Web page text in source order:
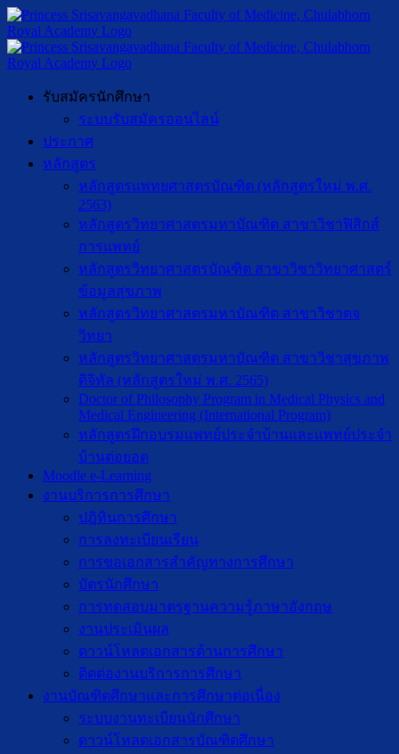
รับสมัครนักศึกษา
ระบบรับสมัครออนไลน์
ประกาศ
หลักสูตร
หลักสูตรแพทยศาสตรบัณฑิต (หลักสูตรใหม่ พ.ศ.
2563)
หลักสูตรวิทยาศาสตรมหาบัณฑิต สาขาวิชาฟิสิกส์
การแพทย์
หลักสูตรวิทยาศาสตรบัณฑิต สาขาวิชาวิทยาศาสตร์
ข้อมูลสุขภาพ
หลักสูตรวิทยาศาสตรมหาบัณฑิต สาขาวิชาตจ
วิทยา
หลักสูตรวิทยาศาสตรมหาบัณฑิต สาขาวิชาสุขภาพ
ดิจิทัล (หลักสูตรใหม่ พ.ศ. 2565)
Doctor of Philosophy Program in Medical Physics and
Medical Engineering (International Program)
หลักสูตรฝึกอบรมแพทย์ประจำบ้านและแพทย์ประจำ
บ้านต่อยอด
Moodle e-Learning
งานบริการการศึกษา
ปฎิทินการศึกษา
การลงทะเบียนเรียน
การขอเอกสารสำคัญทางการศึกษา
บัตรนักศึกษา
การทดสอบมาตรฐานความรู้ภาษาอังกฤษ
งานประเมินผล
ดาวน์โหลดเอกสารด้านการศึกษา
ติดต่องานบริการการศึกษา
งานบัณฑิตศึกษาเเละการศึกษาต่อเนื่อง
ระบบงานทะเบียนนักศึกษา
ดาวน์โหลดเอกสารบัณฑิตศึกษา